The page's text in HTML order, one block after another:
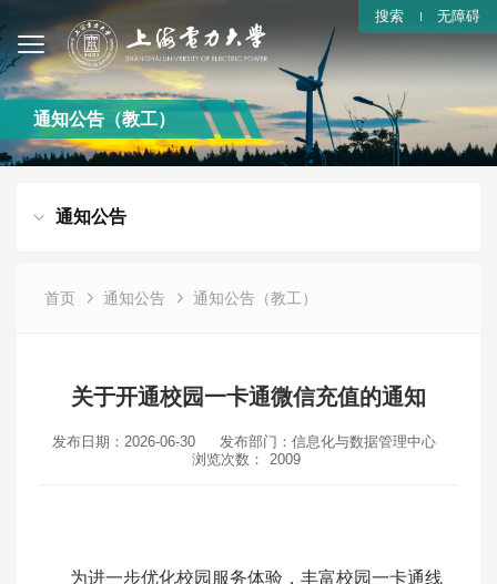
无障碍
搜索
通知公告（教工）
通知公告
首页 通知公告 通知公告（教工）
关于开通校园一卡通微信充值的通知
发布日期：2026-06-30
发布部门：信息化与数据管理中心
浏览次数：
2009
为进一步优化校园服务体验，丰富校园一卡通线